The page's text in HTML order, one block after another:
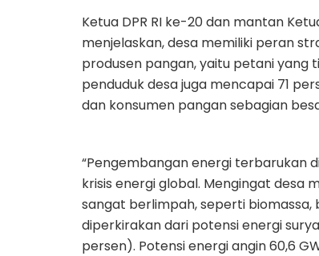
Ketua DPR RI ke-20 dan mantan
menjelaskan, desa memiliki peran
produsen pangan, yaitu petani yang
penduduk desa juga mencapai 71
dan konsumen pangan sebagian
“Pengembangan energi terbarukan
krisis energi global. Mengingat desa
sangat berlimpah, seperti biomassa,
diperkirakan dari potensi energi
persen). Potensi energi angin 60,6